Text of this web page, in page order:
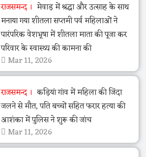
राजसमन्द
मेवाड़ में श्रद्धा और उत्साह के साथ
मनाया गया शीतला सप्तमी पर्व महिलाओं ने
पारंपरिक वेशभूषा में शीतला माता की पूजा कर
परिवार के स्वास्थ्य की कामना की
Mar 11, 2026
राजसमन्द
कड़ियां गांव में महिला की जिंदा
जलने से मौत, पति बच्चों सहित फरार हत्या की
आशंका में पुलिस ने शुरू की जांच
Mar 11, 2026